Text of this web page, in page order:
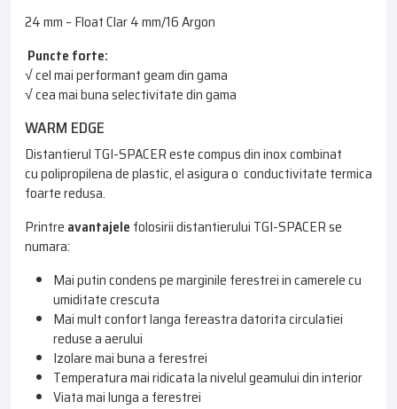
24 mm – Float Clar 4 mm/16 Argon
Puncte forte:
√ cel mai performant geam din gama
√ cea mai buna selectivitate din gama
WARM EDGE
Distantierul TGI-SPACER este compus din inox combinat
cu polipropilena de plastic, el asigura o conductivitate termica
foarte redusa.
Printre avantajele folosirii distantierului TGI-SPACER se
numara:
Mai putin condens pe marginile ferestrei in camerele cu
umiditate crescuta
Mai mult confort langa fereastra datorita circulatiei
reduse a aerului
Izolare mai buna a ferestrei
Temperatura mai ridicata la nivelul geamului din interior
Viata mai lunga a ferestrei